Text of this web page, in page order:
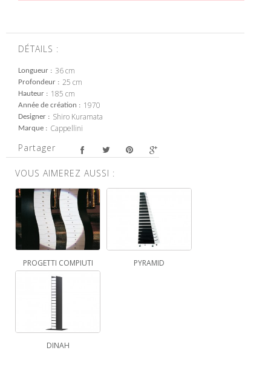
DÉTAILS :
Longueur 36 cm
Profondeur 25 cm
Hauteur 185 cm
Année de création 1970
Designer Shiro Kuramata
Marque Cappellini
Partager
VOUS AIMEREZ AUSSI :
PROGETTI COMPIUTI PYRAMID
DINAH